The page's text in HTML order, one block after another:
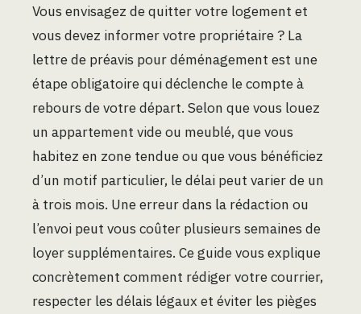
Vous envisagez de quitter votre logement et
vous devez informer votre propriétaire ? La
lettre de préavis pour déménagement est une
étape obligatoire qui déclenche le compte à
rebours de votre départ. Selon que vous louez
un appartement vide ou meublé, que vous
habitez en zone tendue ou que vous bénéficiez
d’un motif particulier, le délai peut varier de un
à trois mois. Une erreur dans la rédaction ou
l’envoi peut vous coûter plusieurs semaines de
loyer supplémentaires. Ce guide vous explique
concrètement comment rédiger votre courrier,
respecter les délais légaux et éviter les pièges